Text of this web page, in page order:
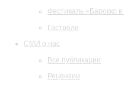
Фестиваль «Барокко
Гастроли
СМИ о нас
Все публикации
Рецензии